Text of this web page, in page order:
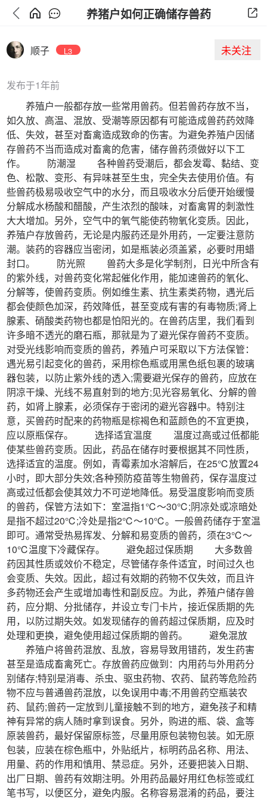
养猪户如何正确储存兽药
顺子 L3 未关注
发布于1年前
养殖户一般都存放一些常用兽药。但若兽药存放不当，
如久放、高温、混放、受潮等原因都有可能造成兽药药效降
低、失效，甚至对畜禽造成致命的伤害。为避免养殖户因储
存兽药不当而造成对畜禽的危害，储存兽药须做好以下工
作。 防潮湿 各种兽药受潮后，都会发霉、黏结、变
色、松散、变形、有异味甚至生虫，完全失去使用价值。有
些兽药极易吸收空气中的水分，而且吸收水分后便开始缓慢
分解成水杨酸和醋酸，产生浓烈的酸味，对畜禽胃的刺激性
大大增加。另外，空气中的氧气能使药物氧化变质。因此，
养殖户存放兽药，无论是内服药还是外用药，一定要注意防
潮。装药的容器应当密闭，如是瓶装必须盖紧，必要时用蜡
封口。 防光照 兽药大多是化学制剂，日光中所含有
的紫外线，对兽药变化常起催化作用，能加速兽药的氧化、
分解等，使兽药变质。例如维生素、抗生素类药物，遇光后
都会使颜色加深，药效降低，甚至变成有害的有毒物质;肾上
腺素、硝酸类药物也都是怕阳光的。在兽药店里，我们看到
许多暗不透光的磨石瓶，那就是为了避光保存兽药不变质。
对受光线影响而变质的兽药，养殖户可采取以下方法保管：
遇光易引起变化的兽药，采用棕色瓶或用黑色纸包裹的玻璃
器包装，以防止紫外线的透入;需要避光保存的兽药，应放在
阴凉干燥、光线不易直射到的地方;见光容易氧化、分解的兽
药，如肾上腺素，必须保存于密闭的避光容器中。特别注
意，买兽药时配来的药物瓶是棕褐色和蓝颜色的不宜更换，
应以原瓶保存。 选择适宜温度 温度过高或过低都能
使某些兽药变质。因此，药品在储存时要根据其不同性质，
选择适宜的温度。例如，青霉素加水溶解后，在25℃放置24
小时，即大部分失效;各种预防疫苗等生物兽药，保存温度过
高或过低都会使其效力不可逆地降低。易受温度影响而变质
的兽药，保管方法如下：室温指1℃～30℃;阴凉处或凉暗处
是指不超过20℃;冷处是指2℃～10℃。一般兽药储存于室温
即可。通常受热易挥发、分解和易变质的兽药，须在3℃～
10℃温度下冷藏保存。 避免超过保质期 大多数兽
药因其性质或效价不稳定，尽管储存条件适宜，时间过久也
会变质、失效。因此，超过有效期的药物不仅失效，而且许
多药物还会产生或增加毒性和副反应。为此，养殖户储存兽
药，应分期、分批储存，并设立专门卡片，接近保质期的先
用，以防过期失效。如发现储存的兽药超过保质期，应及时
处理和更换，避免使用超过保质期的兽药。 避免混放
养殖户将兽药混放、乱放，容易导致用错药，发生药害
甚至是造成畜禽死亡。存放兽药应做到：内用药与外用药分
别储存;特别是消毒、杀虫、驱虫药物、农药、鼠药等危险药
物不应与普通兽药混放，以免误用中毒;不用兽药空瓶装农
药、鼠药;兽药一定放到儿童接触不到的地方，避免孩子和精
神有异常的病人随时拿到误食。另外，购进的瓶、袋、盒等
原装兽药，最好保留原标签，尽量用原包装物包装。如无原
包装，应装在棕色瓶中，外贴纸片，标明药品名称、用法、
用量、药的作用和慎用、禁忌症。另外，还要把装入日期、
出厂日期、兽药有效期注明。外用药品最好用红色标签或红
笔书写，以便区分，避免内服。名称容易混淆的药品，要注